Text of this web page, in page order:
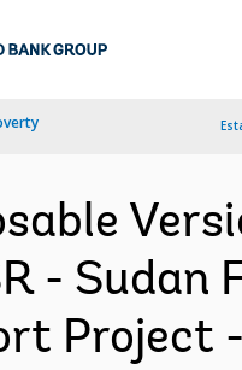
- Sudan
Project -